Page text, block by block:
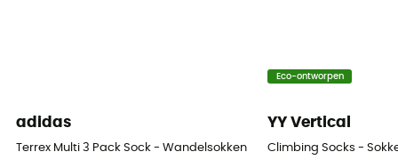
adidas
Terrex Multi 3 Pack Sock - Wandelsokken
Eco-ontworpen
YY Vertical
Climbing Socks -